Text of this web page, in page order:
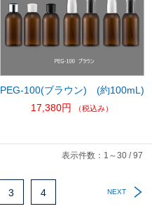
PEG-100(ブラウン) (約100mL)
17,380円
（税込み）
表示件数：1～30 / 97
NEXT
3 4